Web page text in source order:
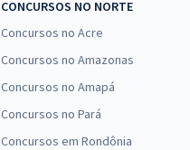
CONCURSOS NO NORTE
Concursos no Acre
Concursos no Amazonas
Concursos no Amapá
Concursos no Pará
Concursos em Rondônia